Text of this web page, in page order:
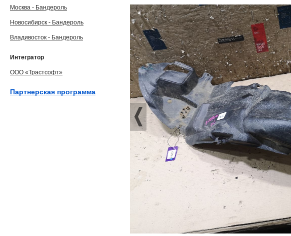
Москва - Бандероль
Новосибирск - Бандероль
Владивосток - Бандероль
Интегратор
ООО «Трастсофт»
Партнерская программа